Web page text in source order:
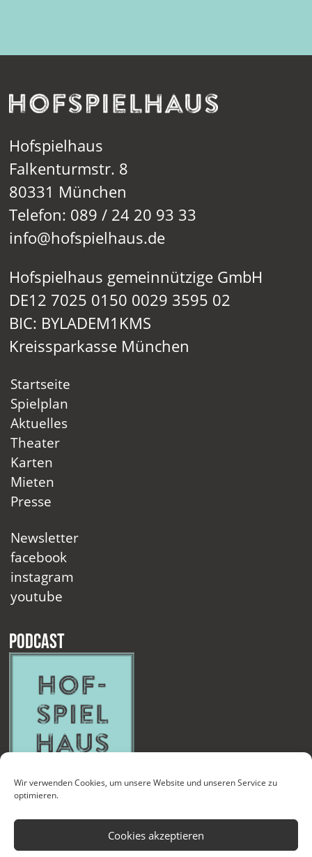
Wir verwenden Cookies, um unsere Website und unseren Service zu
optimieren.
Cookies akzeptieren
Hofspielhaus
Falkenturmstr. 8
80331 München
Telefon: 089 / 24 20 93 33
info@hofspielhaus.de
Hofspielhaus gemeinnützige GmbH
DE12 7025 0150 0029 3595 02
BIC: BYLADEM1KMS
Kreissparkasse München
Startseite
Spielplan
Aktuelles
Theater
Karten
Mieten
Presse
Newsletter
facebook
instagram
youtube
Podcast